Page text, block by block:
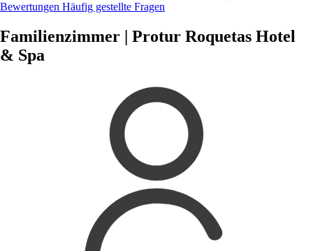
Bewertungen Häufig gestellte Fragen
Familienzimmer | Protur Roquetas Hotel
& Spa